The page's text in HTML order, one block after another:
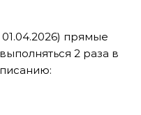
прямые
2 раза в